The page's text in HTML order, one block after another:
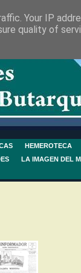
HEMEROTECA
LA IMAGEN DEL
Your IP
quality of